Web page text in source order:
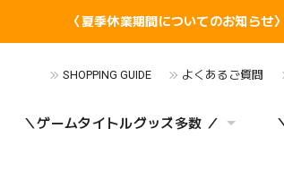
〈夏季休業期間についてのお知らせ〉
SHOPPING GUIDE よくあるご質問
＼ゲームタイトルグッズ多数 ／